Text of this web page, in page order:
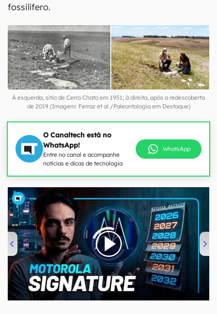
fossilífero.
À esquerda, sítio de Cerro Chato em 1951; à direita, após a redescoberta
de 2019 (Imagem: Ferraz et al./Paleontologia em Destaque)
O Canaltech está no
WhatsApp!
Entre no canal e acompanhe
notícias e dicas de tecnologia
WhatsApp
00:00/20:46